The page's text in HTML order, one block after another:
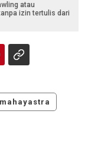
atau
izin tertulis dari